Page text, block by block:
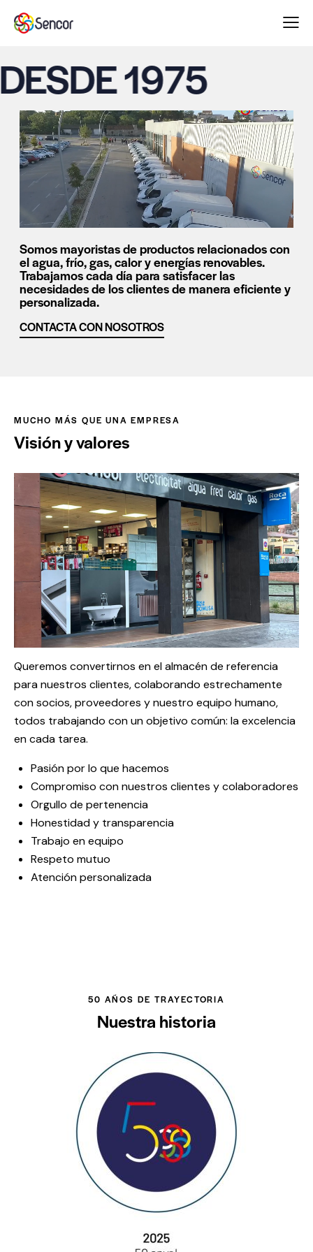
1975
Somos mayoristas de productos relacionados con
el agua, frío, gas, calor y energías renovables.
Trabajamos cada día para satisfacer las
necesidades de los clientes de manera eficiente y
personalizada.
CONTACTA CON NOSOTROS
MUCHO MÁS QUE UNA EMPRESA
Visión y valores
Queremos convertirnos en el almacén de referencia
para nuestros clientes, colaborando estrechamente
con socios, proveedores y nuestro equipo humano,
todos trabajando con un objetivo común: la excelencia
en cada tarea.
Pasión por lo que hacemos
Compromiso con nuestros clientes y colaboradores
Orgullo de pertenencia
Honestidad y transparencia
Trabajo en equipo
Respeto mutuo
Atención personalizada
50 AÑOS DE TRAYECTORIA
Nuestra historia